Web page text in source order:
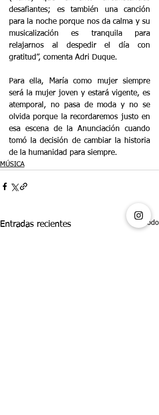
desafiantes; es también una canción
para la noche porque nos da calma y su
musicalización es tranquila para
relajarnos al despedir el día con
gratitud”, comenta Adri Duque.
Para ella, María como mujer siempre
será la mujer joven y estará vigente, es
atemporal, no pasa de moda y no se
olvida porque la recordaremos justo en
esa escena de la Anunciación cuando
tomó la decisión de cambiar la historia
de la humanidad para siempre.
MÚSICA
Entradas recientes Ver todo